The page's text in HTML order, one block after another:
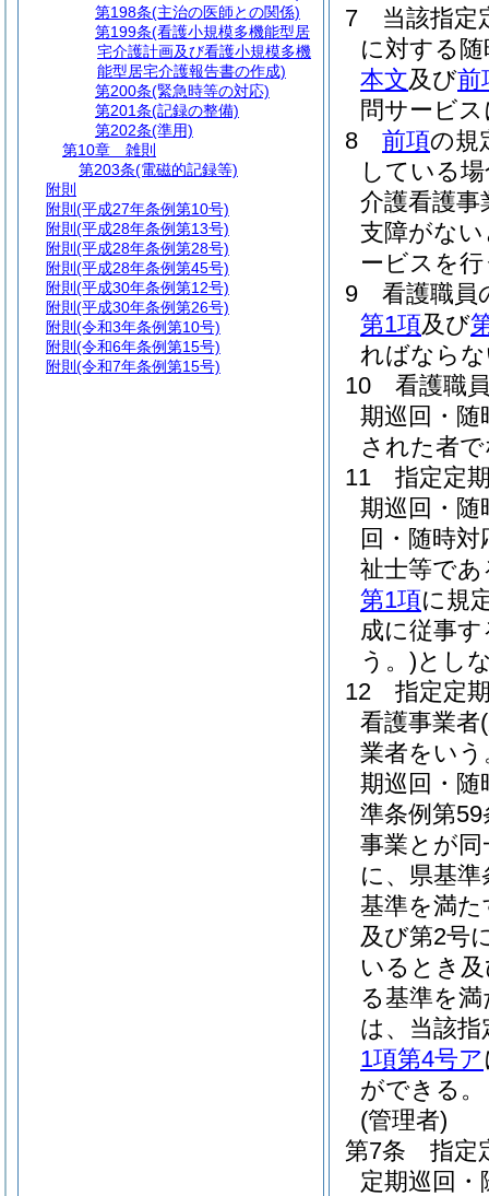
7
当該指定
に対する
本文及び前
問サービ
8
前項の規
している
介護看護
支障がな
ービスを
9
看護職員
第1項及び
ればなら
10
看護職
期巡回・随
された者
11
指定定
期巡回・随
回・随時
祉士等で
第1項に規
成に従事す
う。)とし
12
指定定
看護事業者
業者をい
期巡回・随
準条例第
事業とが
に、県基
基準を満
及び第2号
いるとき
る基準を
は、当該指
1項第4号ア
ができる。
(管理者)
第7条
指定
定期巡回
第198条(主治の医師との関係)
第199条(看護小規模多機能型居
宅介護計画及び看護小規模多機
能型居宅介護報告書の作成)
第200条(緊急時等の対応)
第201条(記録の整備)
第202条(準用)
第10章
雑則
第203条(電磁的記録等)
附則
附則 (平成27年条例第10号)
附則 (平成28年条例第13号)
附則 (平成28年条例第28号)
附則 (平成28年条例第45号)
附則 (平成30年条例第12号)
附則 (平成30年条例第26号)
附則 (令和3年条例第10号)
附則 (令和6年条例第15号)
附則 (令和7年条例第15号)